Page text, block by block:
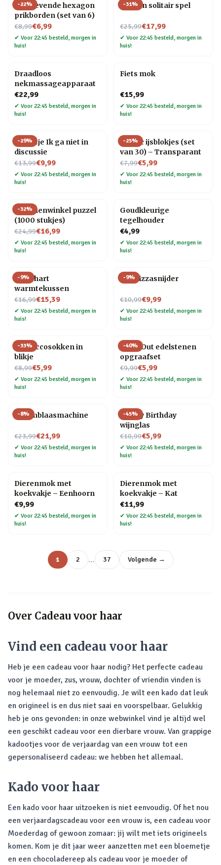
-22%
Zelfklevende hexagon
prikborden (set van 6)
€8,99
Nu voor€6,99
✔ Voor 22:45 besteld, morgen in
huis!
-31%
Houten solitair spel
€25,99
Nu voor€17,99
✔ Voor 22:45 besteld, morgen in
huis!
Draadloos
nekmassageapparaat
€22,99
✔ Voor 22:45 besteld, morgen in
huis!
Fiets mok
€15,99
✔ Voor 22:45 besteld, morgen in
huis!
-29%
Tegeltje Ik ga niet in
discussie
€13,99
Nu voor€9,99
✔ Voor 22:45 besteld, morgen in
huis!
-25%
Plastic ijsblokjes (set
van 30) – Transparant
€7,99
Nu voor€5,99
✔ Voor 22:45 besteld, morgen in
huis!
-32%
Bloemenwinkel puzzel
(1000 stukjes)
€24,99
Nu voor€16,99
✔ Voor 22:45 besteld, morgen in
huis!
Goudkleurige
tegelhouder
€4,99
✔ Voor 22:45 besteld, morgen in
huis!
-9%
Rood hart
warmtekussen
€16,99
Nu voor€15,39
✔ Voor 22:45 besteld, morgen in
huis!
-9%
Kat Pizzasnijder
€10,99
Nu voor€9,99
✔ Voor 22:45 besteld, morgen in
huis!
-33%
Proseccosokken in
blikje
€8,99
Nu voor€5,99
✔ Voor 22:45 besteld, morgen in
huis!
-40%
Dig It Out edelstenen
opgraafset
€9,99
Nu voor€5,99
✔ Voor 22:45 besteld, morgen in
huis!
-8%
Bellenblaasmachine
€23,99
Nu voor€21,99
✔ Voor 22:45 besteld, morgen in
huis!
-45%
Happy Birthday
wijnglas
€10,99
Nu voor€5,99
✔ Voor 22:45 besteld, morgen in
huis!
Dierenmok met
koekvakje – Eenhoorn
€9,99
✔ Voor 22:45 besteld, morgen in
huis!
Dierenmok met
koekvakje – Kat
€11,99
✔ Voor 22:45 besteld, morgen in
huis!
1 2 … 37 Volgende →
Over Cadeau voor haar
Vind een cadeau voor haar
Heb je een cadeau voor haar nodig? Het perfecte cadeau
voor je moeder, zus, vrouw, dochter of vriendin vinden is
nog helemaal niet zo eenvoudig. Je wilt een kado dat leuk
en origineel is en dus niet saai en voorspelbaar. Gelukkig
heb je ons gevonden: in onze webwinkel vind je altijd wel
een geschikt cadeau voor een dierbare vrouw. Van grappige
kadootjes voor de verjaardag van een vrouw tot een
gepersonaliseerd cadeau: we hebben het allemaal.
Kado voor haar
Een kado voor haar uitzoeken is niet eenvoudig. Of het nou
een verjaardagscadeau voor een vrouw is, een cadeau voor
Moederdag of gewoon zomaar: jij wilt met iets origineels
komen. Kom je dit jaar weer aanzetten met een bloemetje
en een chocoladereep als cadeau voor je moeder of